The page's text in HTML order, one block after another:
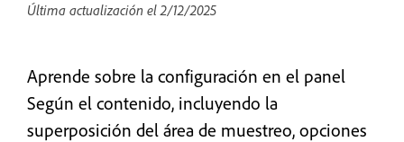
Última actualización el2/12/2025
Aprende sobre la configuración en el panel
Según el contenido, incluyendo la
superposición del área de muestreo, opciones